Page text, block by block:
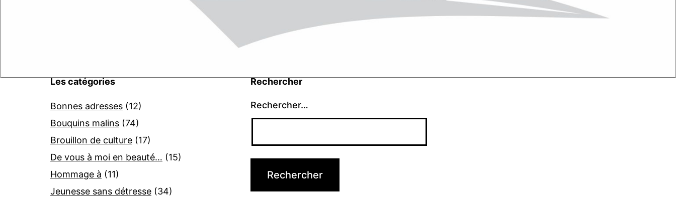
Les catégories
Bonnes adresses (12)
Bouquins malins (74)
Brouillon de culture (17)
De vous à moi en beauté… (15)
Hommage à (11)
Jeunesse sans détresse (34)
Rechercher
Rechercher…